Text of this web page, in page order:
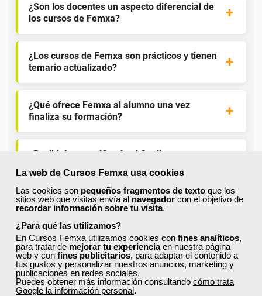
La web de Cursos Femxa usa cookies
Las cookies son pequeños fragmentos de texto que los
sitios web que visitas envía al navegador con el objetivo de
recordar información sobre tu visita.
¿Para qué las utilizamos?
En Cursos Femxa utilizamos cookies con fines analíticos,
para tratar de mejorar tu experienciaen nuestra página
web y con fines publicitarios, para adaptar el contenido a
tus gustos y personalizar nuestros anuncios, marketing y
publicaciones en redes sociales.
Puedes obtener más información consultando cómo trata
Google la información personal.
¿Son los docentes un aspecto diferencial de
los cursos de Femxa?
¿Los cursos de Femxa son prácticos y tienen
temario actualizado?
¿Qué ofrece Femxa al alumno una vez
finaliza su formación?
¿Recibiré un certificado al finalizar un curso
Inicia sesión:
Accede con tu nombre de usuario y contraseña o inicia
sesión con Facebook, Google o LinkedIn: